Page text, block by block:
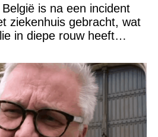
is na een incident
ziekenhuis gebracht, wat
in diepe rouw heeft